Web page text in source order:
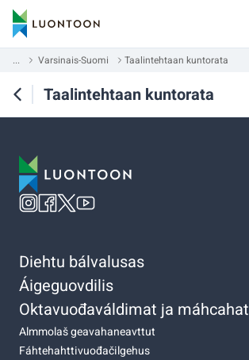
... Varsinais-Suomi Taalintehtaan kuntorata
Taalintehtaan kuntorata
Diehtu bálvalusas
Áigeguovdilis
Oktavuođaváldimat ja máhcahat
Almmolaš geavahaneavttut
Fáhtehahttivuođačilgehus